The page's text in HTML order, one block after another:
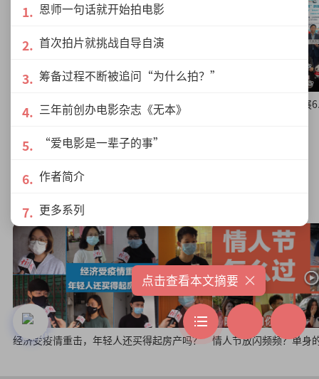
“你好！中国”旅游展6.13-14日盛大举行 数
不清的好康等着你！
“你好！中国”旅游展
经济受疫情重击，年轻人还买得起房产吗？ 情人节放闪频频？单
恩师一句话就开始拍电影
首次拍片就挑战自导自演
筹备过程不断被追问“为什么拍？”
三年前创办电影杂志《无本》
“爱电影是一辈子的事”
作者简介
更多系列
点击查看本文摘要 ×